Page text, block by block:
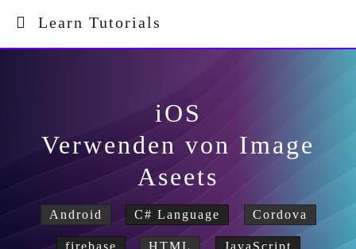
Learn Tutorials
iOS
Verwenden von Image
Aseets
Android C# Language Cordova
firebase HTML JavaScript